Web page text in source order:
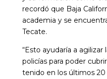
recordó que Baja
academia y se
Tecate.
“Esto ayudaría a
policías para poder
tenido en los últimos